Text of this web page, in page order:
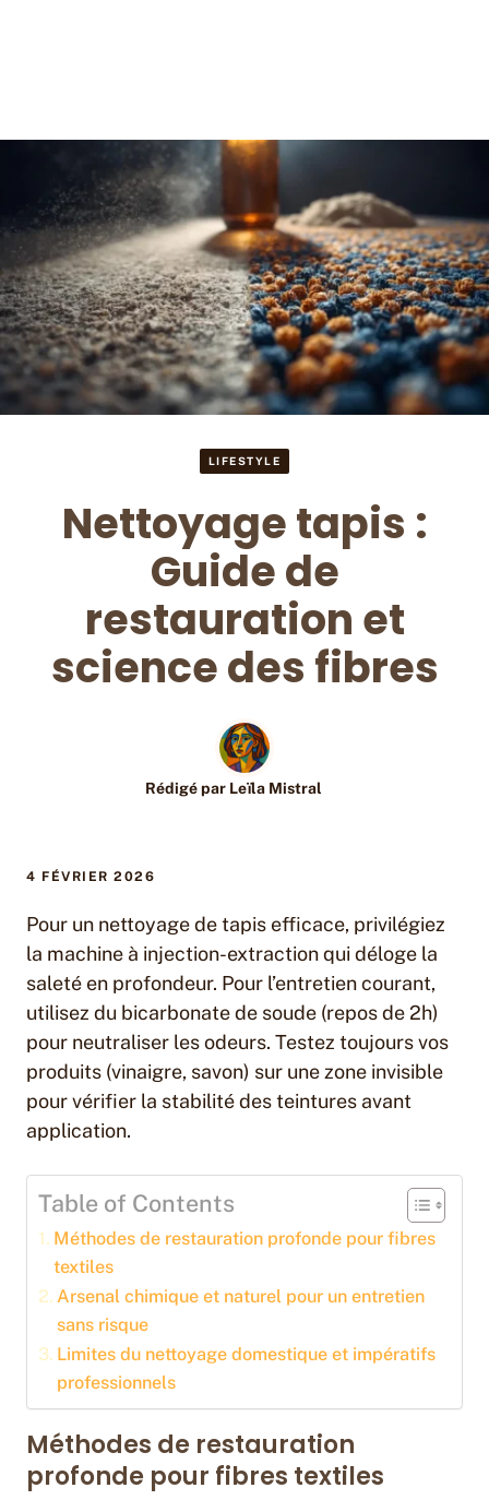
LIFESTYLE
Nettoyage tapis :
Guide de
restauration et
science des fibres
Rédigé par Leïla Mistral
4 FÉVRIER 2026
Pour un nettoyage de tapis efficace, privilégiez
la machine à injection-extraction qui déloge la
saleté en profondeur. Pour l’entretien courant,
utilisez du bicarbonate de soude (repos de 2h)
pour neutraliser les odeurs. Testez toujours vos
produits (vinaigre, savon) sur une zone invisible
pour vérifier la stabilité des teintures avant
application.
Table of Contents
Méthodes de restauration profonde pour fibres
textiles
Arsenal chimique et naturel pour un entretien
sans risque
Limites du nettoyage domestique et impératifs
professionnels
Méthodes de restauration
profonde pour fibres textiles